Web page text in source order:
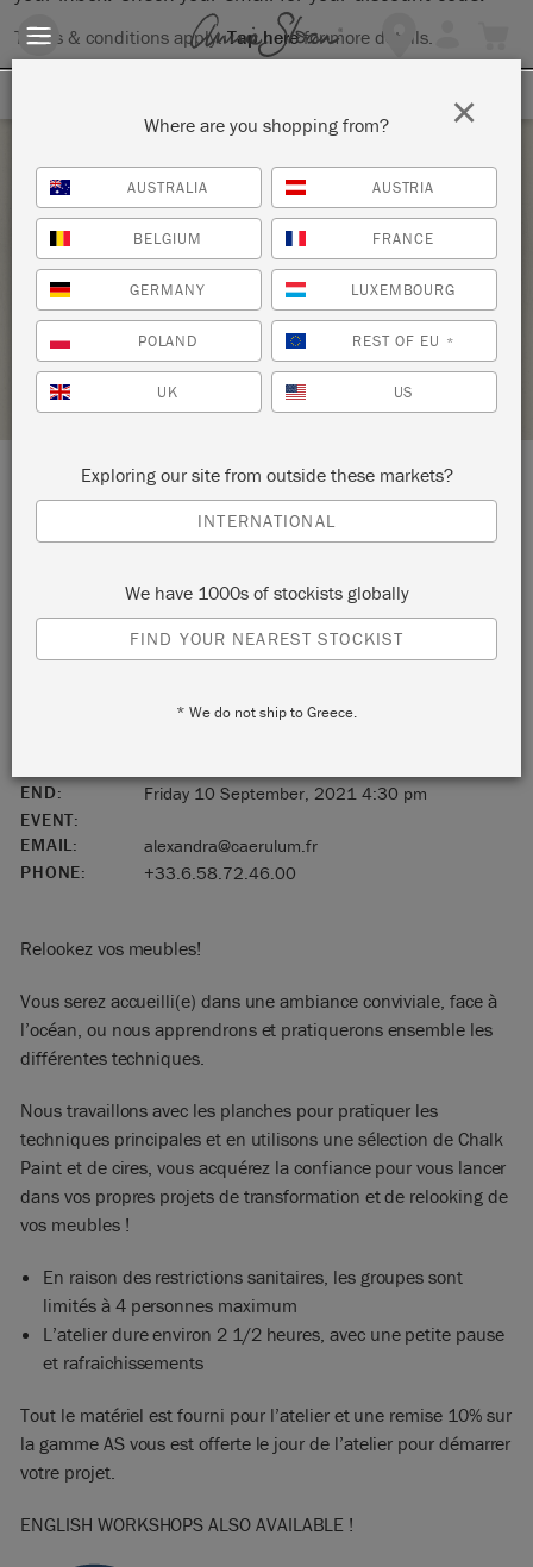
Terms & conditions apply.Tap herefor more details.
Friday 10 September, 2021
CHALK PAINT POUR RELOOKER VOS
MEUBLES – TECHNIQUES ANNIE SLOAN
CAERULUM HOME
STOCKIST PROFILE
LOCATION: Avenue de la Cote d'Argent
France
40200
END:
Friday 10 September, 2021 4:30 pm
EVENT:
EMAIL:
alexandra@caerulum.fr
PHONE:
+33.6.58.72.46.00
Relookez vos meubles!
Vous serez accueilli(e) dans une ambiance conviviale, face à
l’océan, ou nous apprendrons et pratiquerons ensemble les
différentes techniques.
Nous travaillons avec les planches pour pratiquer les
techniques principales et en utilisons une sélection de Chalk
Paint et de cires, vous acquérez la confiance pour vous lancer
dans vos propres projets de transformation et de relooking de
vos meubles !
En raison des restrictions sanitaires, les groupes sont
limités à 4 personnes maximum
L’atelier dure environ 2 1/2 heures, avec une petite pause
et rafraichissements
Tout le matériel est fourni pour l’atelier et une remise 10% sur
la gamme AS vous est offerte le jour de l’atelier pour démarrer
votre projet.
ENGLISH WORKSHOPS ALSO AVAILABLE !
Where are you shopping from?
AUSTRALIA AUSTRIA
BELGIUM FRANCE
GERMANY LUXEMBOURG
POLAND REST OF EU *
UK US
Exploring our site from outside these markets?
INTERNATIONAL
We have 1000s of stockists globally
FIND YOUR NEAREST STOCKIST
* We do not ship to Greece.
×